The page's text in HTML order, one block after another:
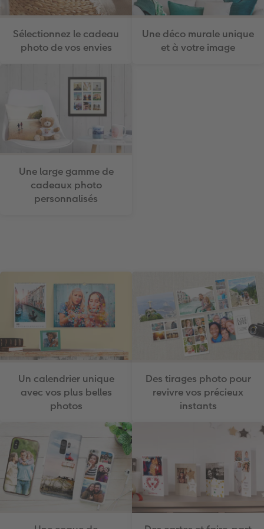
Sélectionnez le cadeau
photo de vos envies
Une déco murale unique
et à votre image
Une large gamme de
cadeaux photo
personnalisés
Un calendrier unique
avec vos plus belles
photos
Des tirages photo pour
revivre vos précieux
instants